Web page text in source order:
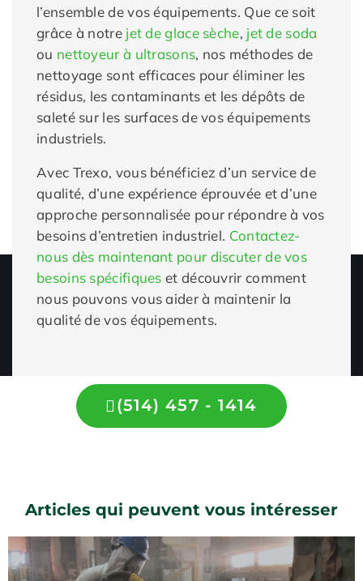
l’ensemble de vos équipements. Que ce soit
grâce à notre jet de glace sèche, jet de soda
ou nettoyeur à ultrasons, nos méthodes de
nettoyage sont efficaces pour éliminer les
résidus, les contaminants et les dépôts de
saleté sur les surfaces de vos équipements
industriels.
Avec Trexo, vous bénéficiez d’un service de
qualité, d’une expérience éprouvée et d’une
approche personnalisée pour répondre à vos
besoins d’entretien industriel. Contactez-
nous dès maintenant pour discuter de vos
besoins spécifiques et découvrir comment
nous pouvons vous aider à maintenir la
qualité de vos équipements.
(514) 457 - 1414
Articles qui peuvent vous intéresser